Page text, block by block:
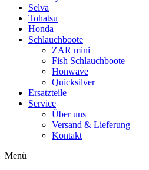
Selva
Tohatsu
Honda
Schlauchboote
ZAR mini
Fish Schlauchboote
Honwave
Quicksilver
Ersatzteile
Service
Über uns
Versand & Lieferung
Kontakt
Menü